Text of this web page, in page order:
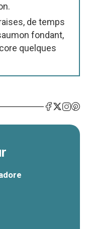
de temps
fondant,
quelques